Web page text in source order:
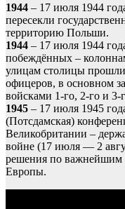
1944 – 17 июля 1944
пересекли
территорию Польши.
1944 – 17 июля 1944
побеждённых –
улицам столицы
офицеров, в основном
войсками 1-го, 2-го и 3-
1945 – 17 июля 1945
(Потсдамская)
Великобритании –
войне (17 июля — 2
решения по важнейшим
Европы.